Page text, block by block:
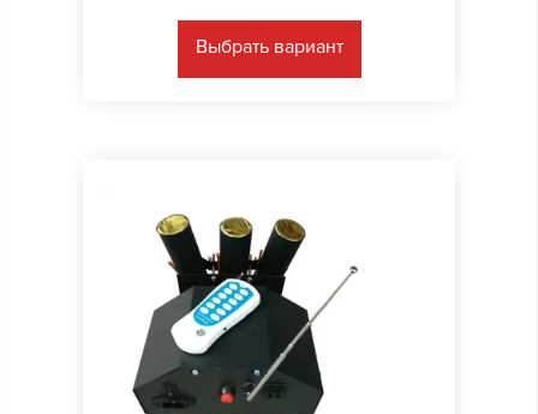
Выбрать вариант